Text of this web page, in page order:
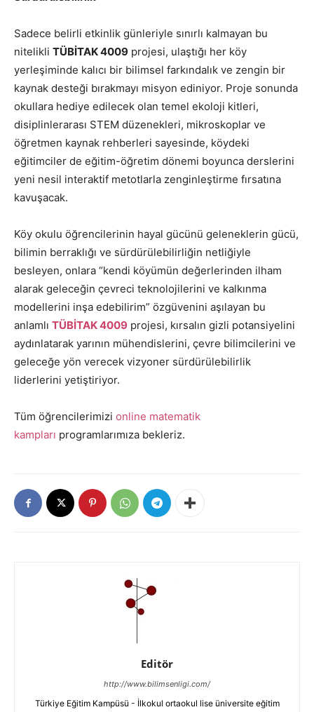
Sadece belirli etkinlik günleriyle sınırlı kalmayan bu
nitelikli TÜBİTAK 4009 projesi, ulaştığı her köy
yerleşiminde kalıcı bir bilimsel farkındalık ve zengin bir
kaynak desteği bırakmayı misyon ediniyor. Proje sonunda
okullara hediye edilecek olan temel ekoloji kitleri,
disiplinlerarası STEM düzenekleri, mikroskoplar ve
öğretmen kaynak rehberleri sayesinde, köydeki
eğitimciler de eğitim-öğretim dönemi boyunca derslerini
yeni nesil interaktif metotlarla zenginleştirme fırsatına
kavuşacak.
Köy okulu öğrencilerinin hayal gücünü geleneklerin gücü,
bilimin berraklığı ve sürdürülebilirliğin netliğiyle
besleyen, onlara “kendi köyümün değerlerinden ilham
alarak geleceğin çevreci teknolojilerini ve kalkınma
modellerini inşa edebilirim” özgüvenini aşılayan bu
anlamlı TÜBİTAK 4009 projesi, kırsalın gizli potansiyelini
aydınlatarak yarının mühendislerini, çevre bilimcilerini ve
geleceğe yön verecek vizyoner sürdürülebilirlik
liderlerini yetiştiriyor.
Tüm öğrencilerimizi online matematik
kampları programlarımıza bekleriz.
Editör
http://www.bilimsenligi.com/
Türkiye Eğitim Kampüsü - İlkokul ortaokul lise üniversite eğitim